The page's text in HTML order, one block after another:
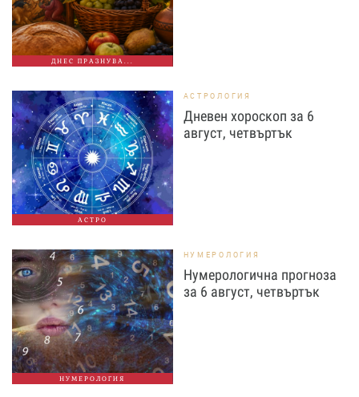
ДНЕС ПРАЗНУВА...
АСТРО
АСТРОЛОГИЯ
Дневен хороскоп за 6
август, четвъртък
НУМЕРОЛОГИЯ
НУМЕРОЛОГИЯ
Нумерологична прогноза
за 6 август, четвъртък